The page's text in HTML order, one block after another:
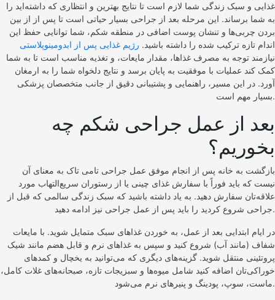
غذایی و سبک زندگی شما لازم است تا نتایج بهترین و انتظاری که داشته‌اید را
به شما برساند. این مرحله بعد از جراحی بسیار حیاتی است تا پس از از بین
بردن چربی‌ها و تنشان پوست اضافی در منطقه شکم، شما توانایی حفظ این
اندام تازه ترکیب شده را داشته باشید. رژیم غذایی پس از ابدومینوپلاستی
نیازمند توجه به مصرف غذاها، مقدار مایعات، و تغذیه مناسب است تا به شما
کمک کند عملیات با موفقیت به پایان برسد و نتایج دلخواه شما را به ارمغان
آورد. در این مسیر، راهنمایی و پشتیبانی دقیق از جانب متخصصان پزشکی
بسیار مهم است.
بعد از عمل جراحی شکم چه
بخوریم؟
بازگشت به خانه پس از انجام موفق عمل جراحی تامی تاک به معنای آن
نیست که باید فوراً با سفارش غذای چینی یا از رستوران سریع‌التهاب مورد
علاقه‌تان سفارش دهید. به یاد داشته باشید که سبک زندگی سالمی که قبل از
جراحی شروع کردید را باید پس از عمل جراحی نیز ادامه دهید.
در ایام ابتدایی بعد از عمل، به خوردن غذاهای سبک متمایل شوید. با مایعات
شفاف (مانند آب) شروع کنید و سپس به غذاهای نرم و قابل هضم مانند شیک
پروتئینی منتقل شوید. گزینه‌های دیگری که می‌توانید به یخچال و کمدهای
خوراکی‌تان اضافه کنید شامل میوه‌ها و سبزیجات تازه، صبحانه‌های غلات کامل،
ماست، سوپ، پودینگ و پنیرهای نرم می‌شود.